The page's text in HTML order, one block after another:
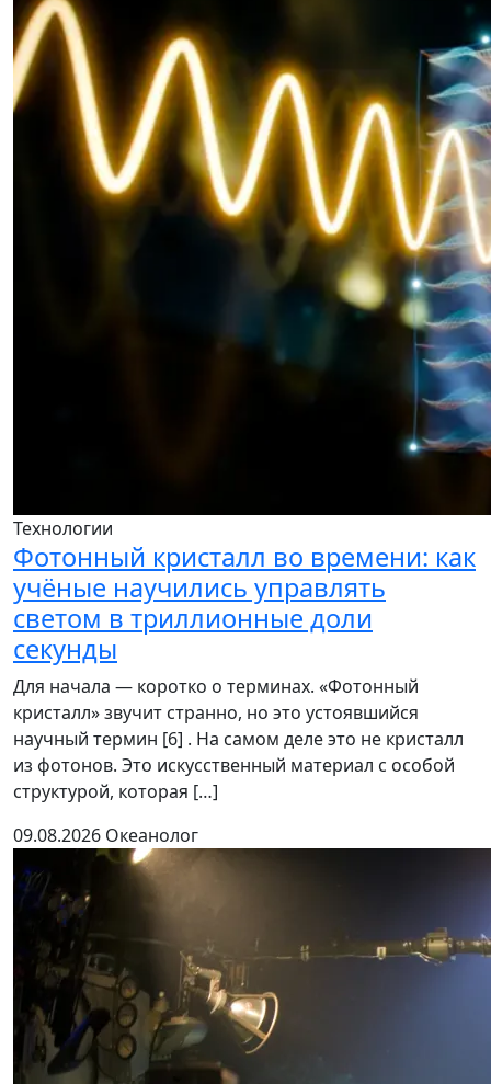
Технологии
Фотонный кристалл во времени: как
учёные научились управлять
светом в триллионные доли
секунды
Для начала — коротко о терминах. «Фотонный
кристалл» звучит странно, но это устоявшийся
научный термин [6] . На самом деле это не кристалл
из фотонов. Это искусственный материал с особой
структурой, которая […]
09.08.2026 Океанолог